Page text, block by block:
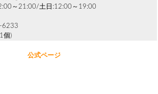
～21:00/土日:12:00～19:00
6233
個)
公式ページ